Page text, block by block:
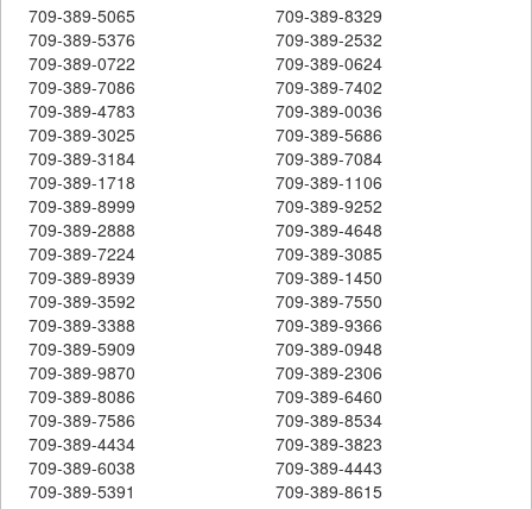
709-389-5065
709-389-8329
709-389-5376
709-389-2532
709-389-0722
709-389-0624
709-389-7086
709-389-7402
709-389-4783
709-389-0036
709-389-3025
709-389-5686
709-389-3184
709-389-7084
709-389-1718
709-389-1106
709-389-8999
709-389-9252
709-389-2888
709-389-4648
709-389-7224
709-389-3085
709-389-8939
709-389-1450
709-389-3592
709-389-7550
709-389-3388
709-389-9366
709-389-5909
709-389-0948
709-389-9870
709-389-2306
709-389-8086
709-389-6460
709-389-7586
709-389-8534
709-389-4434
709-389-3823
709-389-6038
709-389-4443
709-389-5391
709-389-8615